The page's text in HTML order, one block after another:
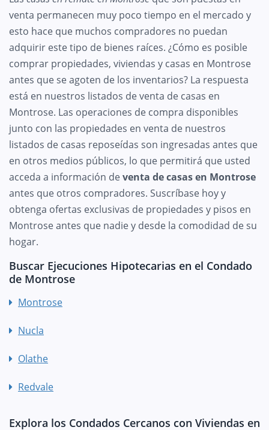
venta permanecen muy poco tiempo en el mercado y
esto hace que muchos compradores no puedan
adquirir este tipo de bienes raíces. ¿Cómo es posible
comprar propiedades, viviendas y casas en Montrose
antes que se agoten de los inventarios? La respuesta
está en nuestros listados de venta de casas en
Montrose. Las operaciones de compra disponibles
junto con las propiedades en venta de nuestros
listados de casas reposeídas son ingresadas antes que
en otros medios públicos, lo que permitirá que usted
acceda a información deventa de casas en Montrose
antes que otros compradores. Suscríbase hoy y
obtenga ofertas exclusivas de propiedades y pisos en
Montrose antes que nadie y desde la comodidad de su
hogar.
Buscar Ejecuciones Hipotecarias en el Condado
de Montrose
Montrose
Nucla
Olathe
Redvale
Explora los Condados Cercanos con Viviendas en